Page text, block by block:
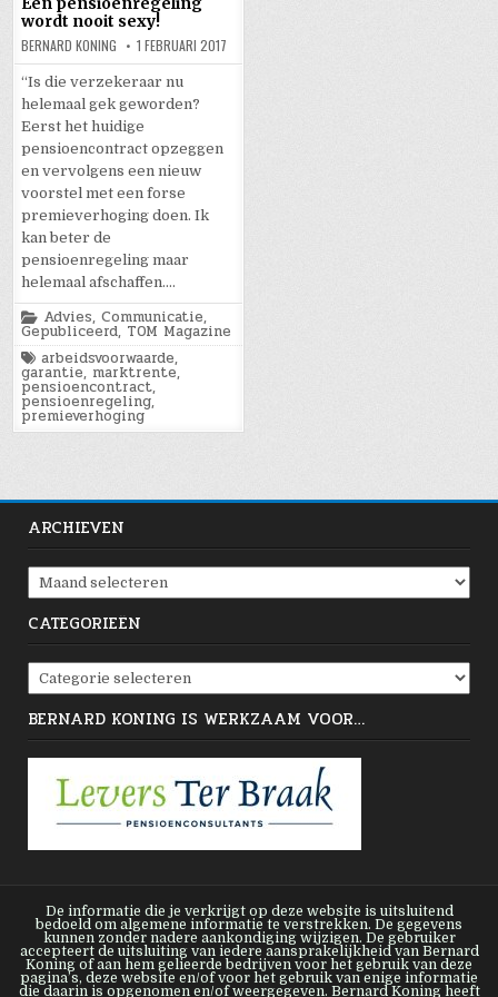
wordt nooit sexy!
BERNARD KONING 1 FEBRUARI 2017
“Is die verzekeraar nu
helemaal gek geworden?
Eerst het huidige
pensioencontract opzeggen
en vervolgens een nieuw
voorstel met een forse
premieverhoging doen. Ik
kan beter de
pensioenregeling maar
helemaal afschaffen….
Posted
in
Advies,Communicatie,
Gepubliceerd, TOM Magazine
Tagged
arbeidsvoorwaarde,
garantie, marktrente,
pensioencontract,
pensioenregeling,
premieverhoging
ARCHIEVEN
Archieven
CATEGORIEËN
Categorieën
BERNARD KONING IS WERKZAAM VOOR…
De informatie die je verkrijgt op deze website is uitsluitend
bedoeld om algemene informatie te verstrekken. De gegevens
kunnen zonder nadere aankondiging wijzigen. De gebruiker
accepteert de uitsluiting van iedere aansprakelijkheid van Bernard
Koning of aan hem gelieerde bedrijven voor het gebruik van deze
pagina’s, deze website en/of voor het gebruik van enige informatie
die daarin is opgenomen en/of weergegeven. Bernard Koning heeft